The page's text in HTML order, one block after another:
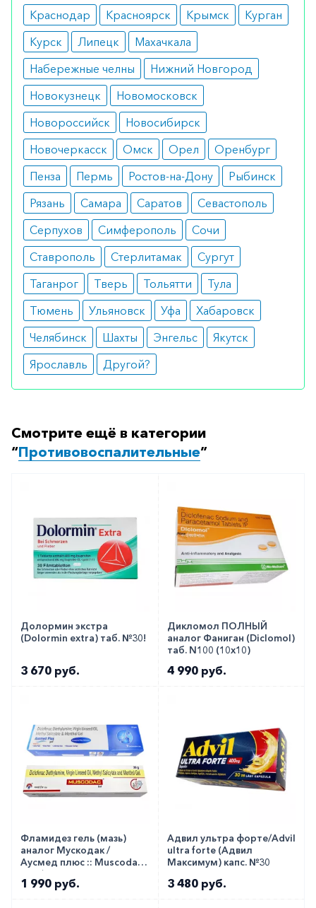
Нанести тонкий слой мази на пораженный
участок. Осторожно массировать, пока состав
полностью не впитается или не исчезнет. При
необходимости процесс можно повторить.
Как оформить заказ?
Вы можете заказать препарат с доставкой в
аптеку-партнёра в вашем городе. Для этого Вы
можете оформить бронирование на сайте или
заказать по телефону8 800 301 52 86(бесплатно
с любого телефона по РФ)
Краснодар
Красноярск Крымск
Курган
Курск
Липецк
Махачкала
Набережные челны
Нижний Новгород
Новокузнецк
Новомосковск
Новороссийск
Новосибирск
Новочеркасск
Омск Орел
Оренбург
Пенза
Пермь Ростов-на-Дону
Рыбинск
Рязань
Самара Саратов
Севастополь
Серпухов
Симферополь
Сочи
Ставрополь
Стерлитамак
Сургут
Таганрог
Тверь Тольятти
Тула
Тюмень
Ульяновск Уфа
Хабаровск
Челябинск
Шахты Энгельс
Якутск
Ярославль
Другой?
Смотрите ещё в категории
“Противовоспалительные”
Долормин экстра
(Dolormin extra) таб. №30!
3 670 руб.
Дикломол ПОЛНЫЙ
аналог Фаниган (Diclomol)
таб. N100 (10х10)
4 990 руб.
Фламидез гель (мазь)
аналог Мускодак /
Аусмед плюс :: Muscodac
GM / Ausmed plus 30г
1 990 руб.
Адвил ультра форте/Advil
ultra forte (Адвил
Максимум) капс. №30
3 480 руб.